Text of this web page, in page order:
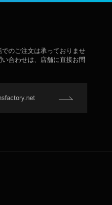
のご注文は承っておりませ
合わせは、店舗に直接お問